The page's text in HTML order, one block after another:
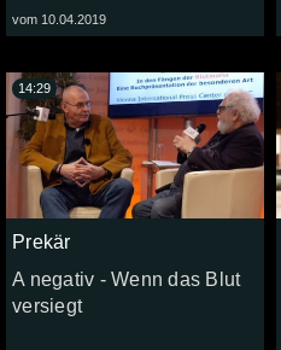
vom 10.04.2019
Prekär
A negativ - Wenn das Blut
versiegt
14:29